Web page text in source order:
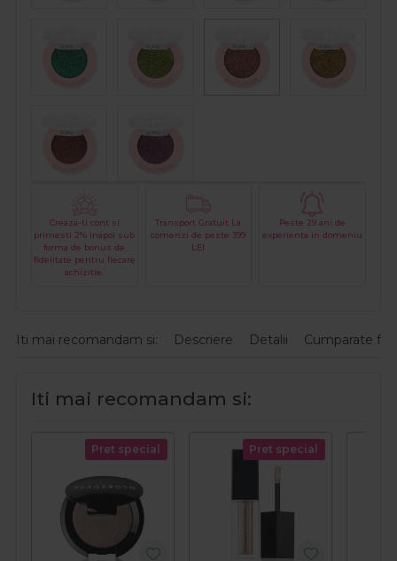
Creaza-ti cont si
primesti 2% inapoi sub
forma de bonus de
fidelitate pentru fiecare
achizitie.
Transport Gratuit La
comenzi de peste 399
LEI
Peste 29 ani de
experienta in domeniu
Iti mai recomandam si: Descriere Detalii Cumparate
Iti mai recomandam si:
Pret special Pret special